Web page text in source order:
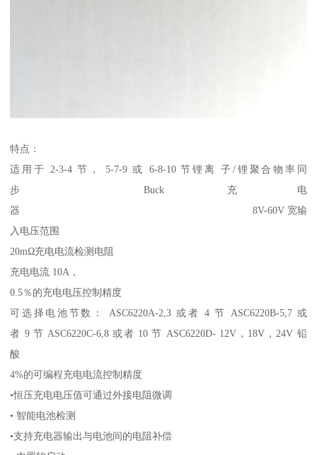
特点：
适用于 2-3-4 节， 5-7-9 或 6-8-10 节锂离 子/锂聚合物率同
步 Buck 充电
器 8V-60V 宽输
入电压范围
20mΩ充电电流检测电阻
充电电流 10A，
0.5％的充电电压控制精度
可选择电池节数： ASC6220A-2,3 或者 4 节 ASC6220B-5,7 或
者 9 节 ASC6220C-6,8 或者 10 节 ASC6220D- 12V，18V，24V 铅
酸
4%的可编程充电电流控制精度
•恒压充电电压值可通过外接电阻微调
• 智能电池检测
•支持充电器输出与电池间的电阻补偿